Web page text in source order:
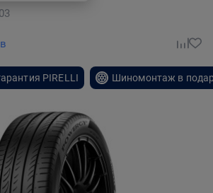
PIRELLI Шиномонтаж в